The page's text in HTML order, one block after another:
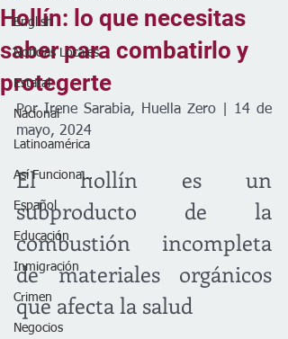
English
Noticias Locales
Estatal
Nacional
Latinoamérica
Así Funciona...
Español
Educación
Inmigración
Crimen
Negocios
Hollín: lo que necesitas
saber para combatirlo y
protegerte
Por Irene Sarabia, Huella Zero | 14 de
mayo, 2024
El hollín es un
subproducto de la
combustión incompleta
de materiales orgánicos
que afecta la salud